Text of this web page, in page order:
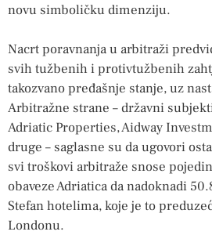
novu simboličku dimenziju.
Nacrt poravnanja u arbitraži
svih tužbenih i protivtužbenih
takozvano pređašnje stanje, uz
Arbitražne strane – državni
Adriatic Properties, Aidway
druge – saglasne su da ugovori
svi troškovi arbitraže snose
obaveze Adriatica da nadoknadi
Stefan hotelima, koje je to
Londonu.